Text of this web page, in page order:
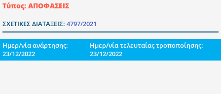
Τύπος: ΑΠΟΦΑΣΕΙΣ
ΣΧΕΤΙΚΕΣ ΔΙΑΤΑΞΕΙΣ: 4797/2021
Ημερ/νία ανάρτησης:
23/12/2022
Ημερ/νία τελευταίας τροποποίησης:
23/12/2022